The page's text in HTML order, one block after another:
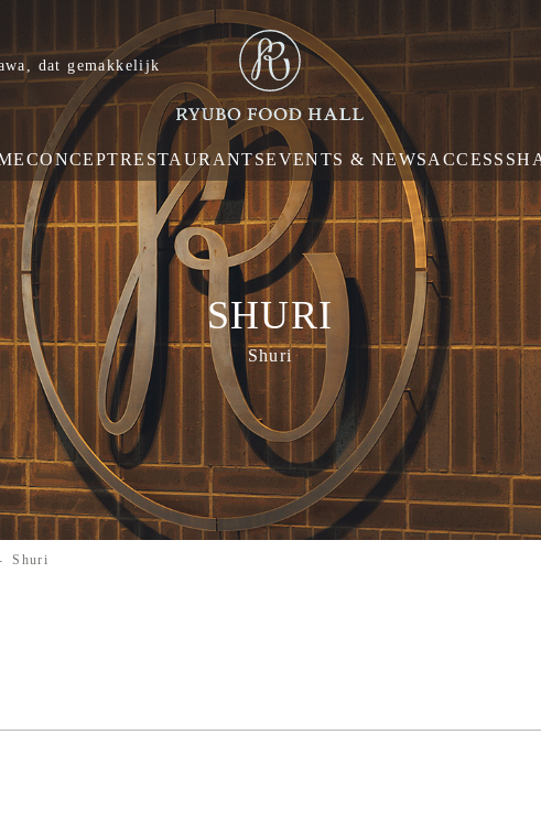
dat gemakkelijk
CONCEPTRESTAURANTSEVENTS & NEWSACCESS
SHURI
Shuri
Shuri